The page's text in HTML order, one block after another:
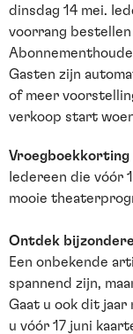
dinsdag 14 mei.
voorrang bestellen
Gasten zijn
of meer
verkoop start
Vroegboekkorting
Iedereen die vóór
mooie
Ontdek
Een onbekende
spannend zijn,
Gaat u ook dit jaar
u vóór 17 juni